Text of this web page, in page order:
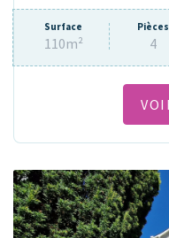
Surface
110m²
Pièces
4